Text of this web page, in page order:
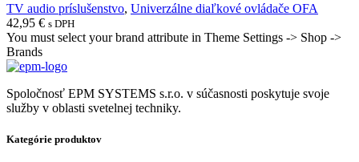
TV audio príslušenstvo, Univerzálne diaľkové ovládače OFA
42,95 € s DPH
You must select your brand attribute in Theme Settings -> Shop ->
Brands
Spoločnosť EPM SYSTEMS s.r.o. v súčasnosti poskytuje svoje
služby v oblasti svetelnej techniky.
Kategórie produktov